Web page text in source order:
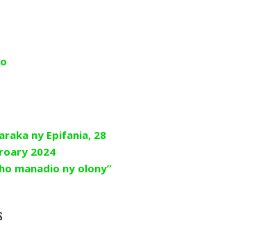
ny Epifania, 28
2024
manadio ny olony”